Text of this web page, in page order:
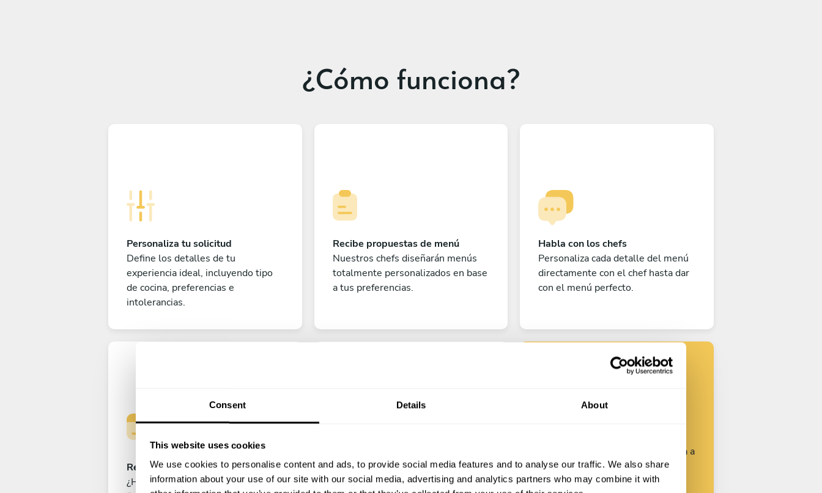
Consent Details About
This website uses cookies
We use cookies to personalise content and ads, to provide social media features and to analyse our traffic. We also share
information about your use of our site with our social media, advertising and analytics partners who may combine it with
¿Cómo funciona?
Personaliza tu solicitud
Define los detalles de tu
experiencia ideal, incluyendo tipo
de cocina, preferencias e
intolerancias.
Recibe propuestas de menú
Nuestros chefs diseñarán menús
totalmente personalizados en base
a tus preferencias.
Habla con los chefs
Personaliza cada detalle del menú
directamente con el chef hasta dar
con el menú perfecto.
Reserva tu experiencia
¿Has cerrado ya el menú perfecto?
¡A disfrutar!
¡Todo listo! Ya solo queda contar
Encuentra tu
chef
Personaliza tu solicitud y empieza a
hablar con los chefs.